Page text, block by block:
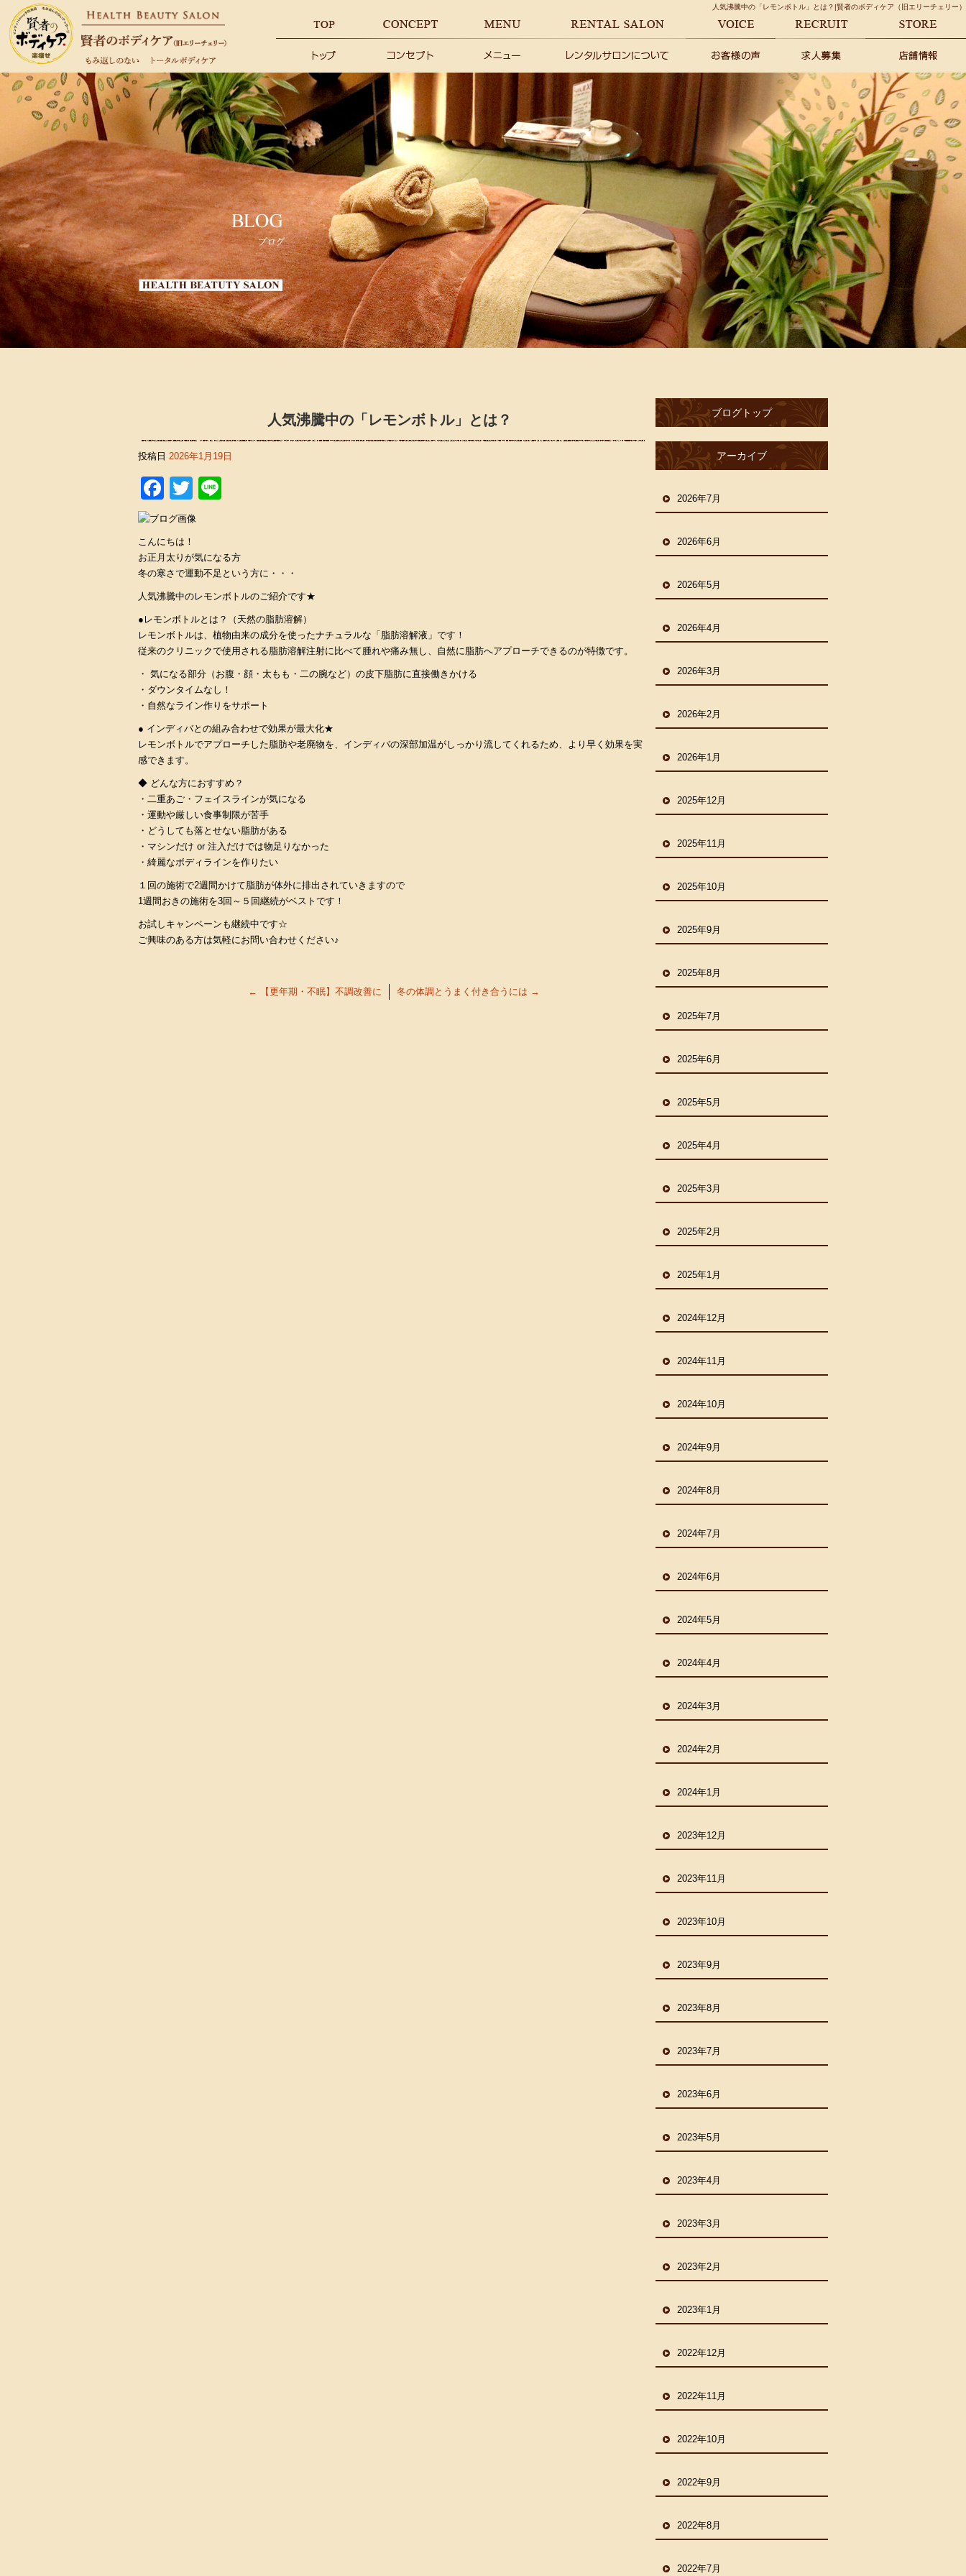
人気沸騰中の「レモンボトル」とは？|賢者のボディケア（旧エリーチェリー）
人気沸騰中の「レモンボトル」とは？
投稿日 2026年1月19日
Facebook
Twitter
こんにちは！
お正月太りが気になる方
冬の寒さで運動不足という方に・・・
人気沸騰中のレモンボトルのご紹介です★
●レモンボトルとは？（天然の脂肪溶解）
レモンボトルは、植物由来の成分を使ったナチュラルな「脂肪溶解液」です！
従来のクリニックで使用される脂肪溶解注射に比べて腫れや痛み無し、自然に脂肪へアプローチできるのが特徴です。
・ 気になる部分（お腹・顔・太もも・二の腕など）の皮下脂肪に直接働きかける
・ダウンタイムなし！
・自然なライン作りをサポート
● インディバとの組み合わせで効果が最大化★
レモンボトルでアプローチした脂肪や老廃物を、インディバの深部加温がしっかり流してくれるため、より早く効果を実
感できます。
◆ どんな方におすすめ？
・二重あご・フェイスラインが気になる
・運動や厳しい食事制限が苦手
・どうしても落とせない脂肪がある
・マシンだけ or 注入だけでは物足りなかった
・綺麗なボディラインを作りたい
１回の施術で2週間かけて脂肪が体外に排出されていきますので
1週間おきの施術を3回～５回継続がベストです！
お試しキャンペーンも継続中です☆
ご興味のある方は気軽にお問い合わせください♪
← 【更年期・不眠】不調改善に 冬の体調とうまく付き合うには →
ブログトップ
アーカイブ
2026年7月
2026年6月
2026年5月
2026年4月
2026年3月
2026年2月
2026年1月
2025年12月
2025年11月
2025年10月
2025年9月
2025年8月
2025年7月
2025年6月
2025年5月
2025年4月
2025年3月
2025年2月
2025年1月
2024年12月
2024年11月
2024年10月
2024年9月
2024年8月
2024年7月
2024年6月
2024年5月
2024年4月
2024年3月
2024年2月
2024年1月
2023年12月
2023年11月
2023年10月
2023年9月
2023年8月
2023年7月
2023年6月
2023年5月
2023年4月
2023年3月
2023年2月
2023年1月
2022年12月
2022年11月
2022年10月
2022年9月
2022年8月
2022年7月